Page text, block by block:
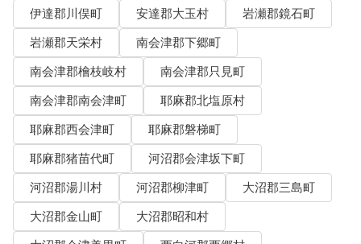
伊達郡川俣町
安達郡大玉村
岩瀬郡鏡石町
岩瀬郡天栄村
南会津郡下郷町
南会津郡檜枝岐村
南会津郡只見町
南会津郡南会津町
耶麻郡北塩原村
耶麻郡西会津町
耶麻郡磐梯町
耶麻郡猪苗代町
河沼郡会津坂下町
河沼郡湯川村
河沼郡柳津町
大沼郡三島町
大沼郡金山町
大沼郡昭和村